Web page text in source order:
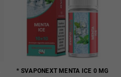
* SVAPONEXT MENTA ICE 0 MG